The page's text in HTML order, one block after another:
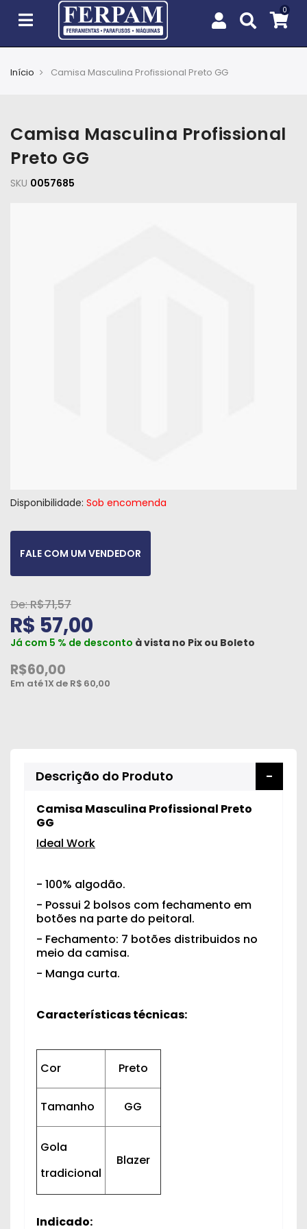
e
Jardim
EPIs
Hidráulicos
Pneumáticos
e
Químicos
Peças
e
Acessórios
Início Camisa Masculina Profissional Preto GG
Camisa Masculina Profissional
Preto GG
SKU 0057685
Disponibilidade: Sob encomenda
FALE COM UM VENDEDOR
R$71,57
R$ 57,00
Já com 5 % de desconto à vista no Pix ou Boleto
R$60,00
Em até1X de R$ 60,00
Descrição do Produto
Camisa Masculina Profissional Preto
GG
Ideal Work
- 100% algodão.
- Possui 2 bolsos com fechamento em
botões na parte do peitoral.
- Fechamento: 7 botões distribuidos no
meio da camisa.
- Manga curta.
Características técnicas:
Cor Preto
Tamanho GG
Gola
tradicional
Blazer
Indicado: